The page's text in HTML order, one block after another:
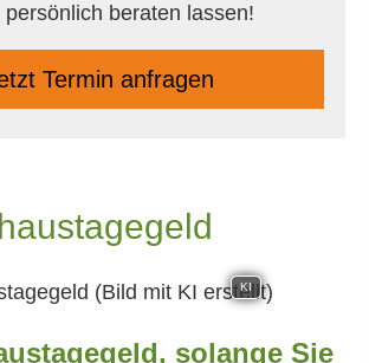
beraten lassen!
Termin anfragen
KI
solange Sie